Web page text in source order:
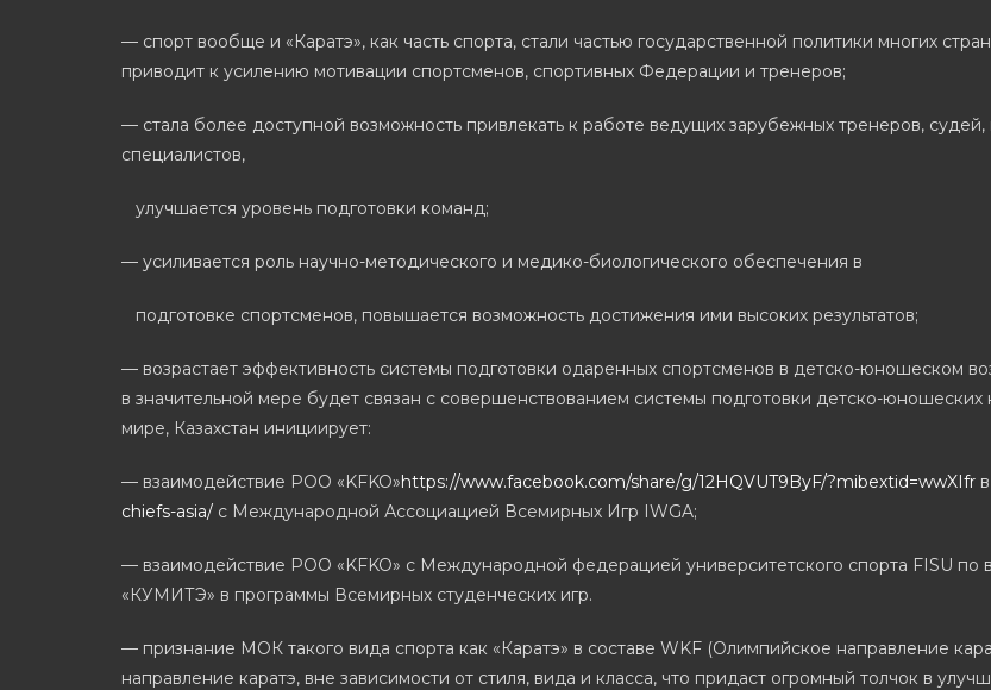
— спорт вообще и «Каратэ», как часть спорта, стали частью государственной политики многих
приводит к усилению мотивации спортсменов, спортивных Федерации и тренеров;
— стала более доступной возможность привлекать к работе ведущих зарубежных тренеров,
специалистов,
улучшается уровень подготовки команд;
— усиливается роль научно-методического и медико-биологического обеспечения в
подготовке спортсменов, повышается возможность достижения ими высоких результатов;
— возрастает эффективность системы подготовки одаренных спортсменов в детско-юношеском
в значительной мере будет связан с совершенствованием системы подготовки детско-
мире, Казахстан инициирует:
— взаимодействие РОО «KFKO»https://www.facebook.com/share/g/12HQVUT9ByF/?mibextid=wwXIfr
chiefs-asia/ с Международной Ассоциацией Всемирных Игр IWGA;
— взаимодействие РОО «KFKO» с Международной федерацией университетского спорта FISU по
«КУМИТЭ» в программы Всемирных студенческих игр.
— признание МОК такого вида спорта как «Каратэ» в составе WKF (Олимпийское направление
направление каратэ, вне зависимости от стиля, вида и класса, что придаст огромный толчок в